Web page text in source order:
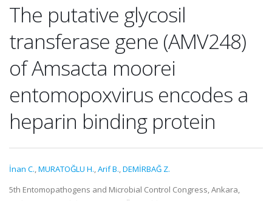
The putative glycosil
transferase gene (AMV248)
of Amsacta moorei
entomopoxvirus encodes a
heparin binding protein
İnan C.,MURATOĞLU H.,Arif B.,DEMİRBAĞ Z.
5th Entomopathogens and Microbial Control Congress, Ankara,